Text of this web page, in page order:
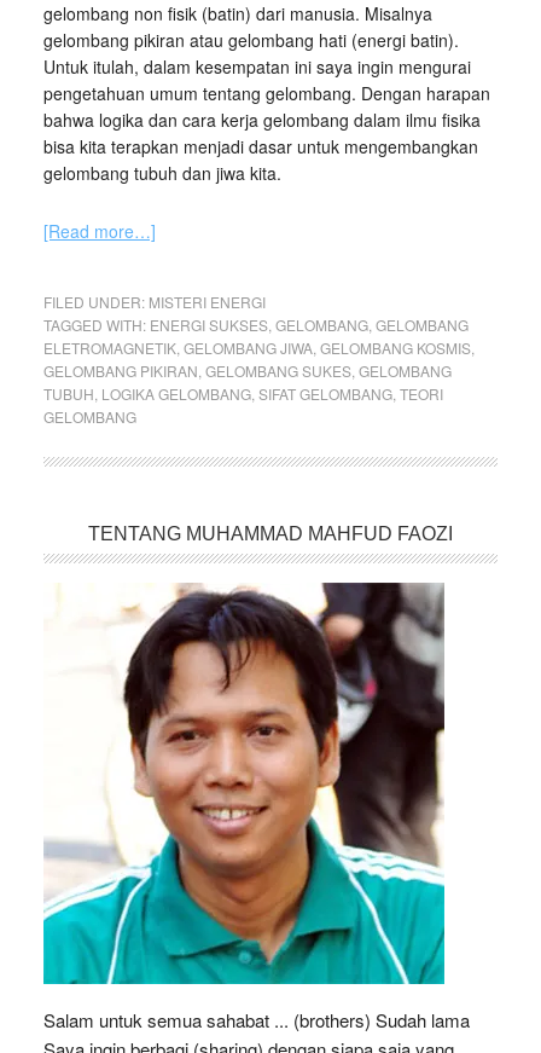
gelombang non fisik (batin) dari manusia. Misalnya
gelombang pikiran atau gelombang hati (energi batin).
Untuk itulah, dalam kesempatan ini saya ingin mengurai
pengetahuan umum tentang gelombang. Dengan harapan
bahwa logika dan cara kerja gelombang dalam ilmu fisika
bisa kita terapkan menjadi dasar untuk mengembangkan
gelombang tubuh dan jiwa kita.
[Read more…]
FILED UNDER: MISTERI ENERGI
TAGGED WITH: ENERGI SUKSES, GELOMBANG, GELOMBANG
ELETROMAGNETIK, GELOMBANG JIWA, GELOMBANG KOSMIS,
GELOMBANG PIKIRAN GELOMBANG SUKES, GELOMBANG
TUBUH LOGIKA GELOMBANG, SIFAT GELOMBANG, TEORI
GELOMBANG
TENTANG MUHAMMAD MAHFUD FAOZI
Salam untuk semua sahabat ... (brothers) Sudah lama